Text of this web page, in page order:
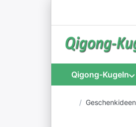
Qigong-Kugeln
Startseite
Geschenkideen